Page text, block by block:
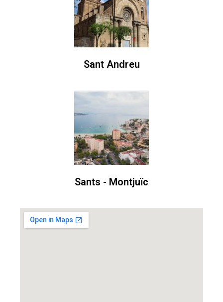
Sant Andreu
Sants - Montjuïc